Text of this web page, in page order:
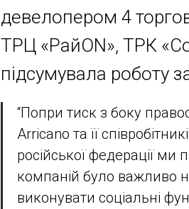
девелопером 4
ТРЦ «РайON», ТРК
підсумувала роботу
“Попри тиск з боку
Arricano та її
російської федерації
компаній було важливо
виконувати соціальні